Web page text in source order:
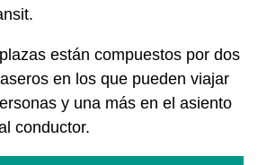
están compuestos por dos
en los que pueden viajar
y una más en el asiento
conductor.